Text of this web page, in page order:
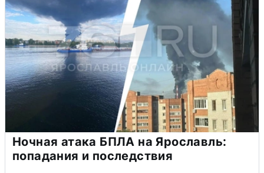
Ночная атака БПЛА на Ярославль:
попадания и последствия